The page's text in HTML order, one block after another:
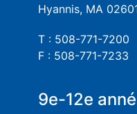
Hyannis, MA
T : 508-771-7200
F : 508-771-7233
9e-12e